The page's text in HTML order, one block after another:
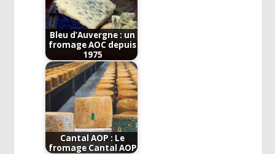
Bleu d’Auvergne : un
fromage AOC depuis
1975
Cantal AOP : Le
fromage Cantal AOP